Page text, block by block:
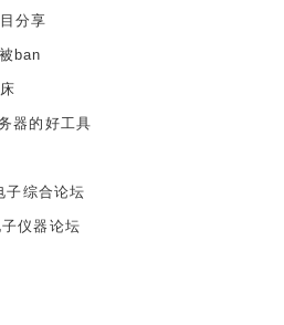
分享
tab
ban
new
a
tab
器的好工具
子综合论坛
仪器论坛